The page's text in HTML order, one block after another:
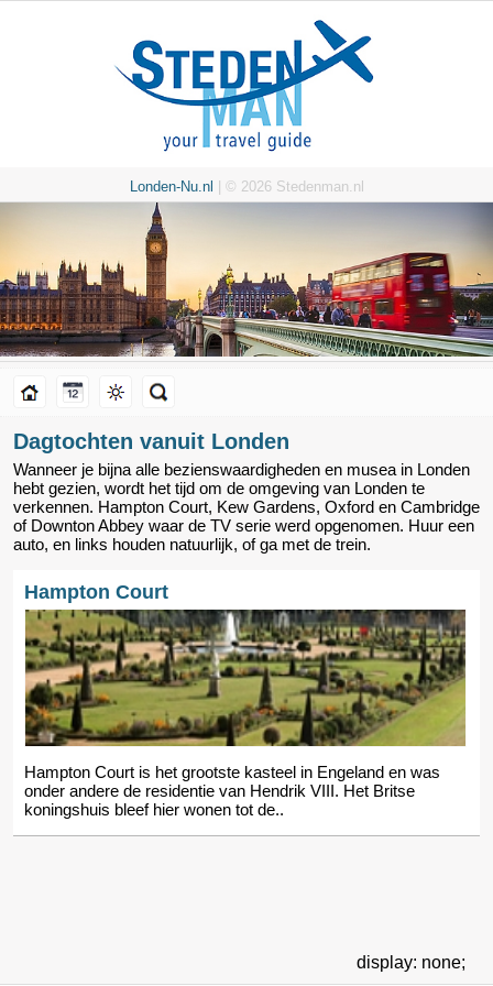
Londen-Nu.nl | © 2026 Stedenman.nl
Dagtochten vanuit Londen
Wanneer je bijna alle bezienswaardigheden en musea in Londen
hebt gezien, wordt het tijd om de omgeving van Londen te
verkennen. Hampton Court, Kew Gardens, Oxford en Cambridge
of Downton Abbey waar de TV serie werd opgenomen. Huur een
auto, en links houden natuurlijk, of ga met de trein.
Hampton Court
Hampton Court is het grootste kasteel in Engeland en was
onder andere de residentie van Hendrik VIII. Het Britse
koningshuis bleef hier wonen tot de..
display: none;